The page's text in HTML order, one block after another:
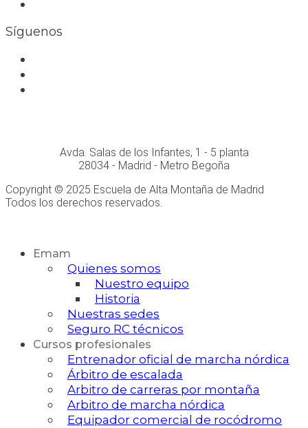
Síguenos
Avda. Salas de los Infantes, 1 - 5 planta
28034 - Madrid - Metro Begoña
Copyright © 2025 Escuela de Alta Montaña de Madrid
Todos los derechos reservados.
Emam
Quienes somos
Nuestro equipo
Historia
Nuestras sedes
Seguro RC técnicos
Cursos profesionales
Entrenador oficial de marcha nórdica
Árbitro de escalada
Arbitro de carreras por montaña
Arbitro de marcha nórdica
Equipador comercial de rocódromo